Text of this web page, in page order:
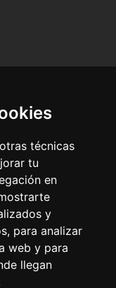
técnicas
tu
en
y
para analizar
web y para
llegan